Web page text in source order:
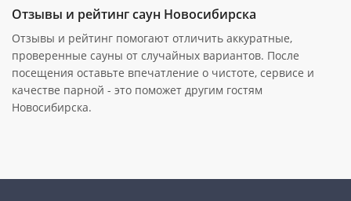
Отзывы и рейтинг саун Новосибирска
Отзывы и рейтинг помогают отличить аккуратные,
проверенные сауны от случайных вариантов. После
посещения оставьте впечатление о чистоте, сервисе и
качестве парной - это поможет другим гостям
Новосибирска.